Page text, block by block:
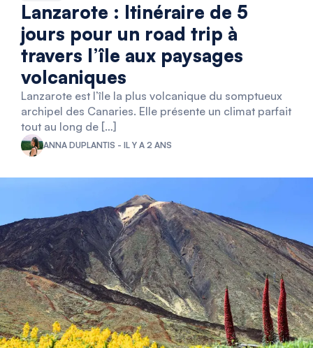
Lanzarote : Itinéraire de 5
jours pour un road trip à
travers l’île aux paysages
volcaniques
Lanzarote est l’île la plus volcanique du somptueux
archipel des Canaries. Elle présente un climat parfait
tout au long de […]
ANNA DUPLANTIS - IL Y A 2 ANS